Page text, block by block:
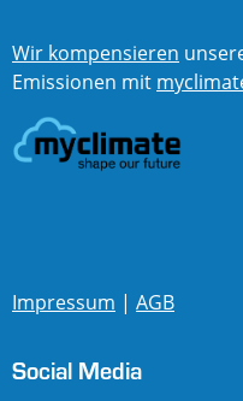
Wir kompensieren
Emissionen mit
Impressum | AGB
Social Media